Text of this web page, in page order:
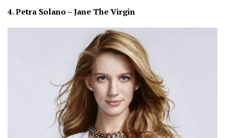
4. Petra Solano – Jane The Virgin